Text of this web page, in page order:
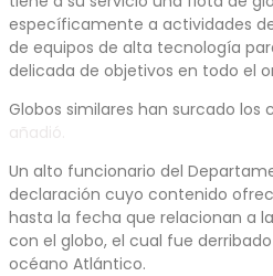
específicamente a actividades
de equipos de alta tecnología
delicada de objetivos en todo el
Globos similares han surcado
Un alto funcionario del
declaración cuyo contenido
hasta la fecha que relacionan a
con el globo, el cual fue
océano Atlántico.